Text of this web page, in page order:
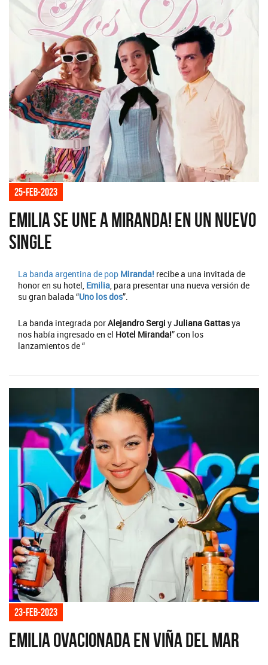
25-feb-2023
Emilia se une a Miranda! en un nuevo
single
La banda argentina de pop Miranda! recibe a una invitada de
honor en su hotel, Emilia, para presentar una nueva versión de
su gran balada “Uno los dos”.
La banda integrada porAlejandro Sergi yJuliana Gattasya
nos había ingresado en el Hotel Miranda!” con los
lanzamientos de “
23-feb-2023
Emilia ovacionada en Viña del Mar